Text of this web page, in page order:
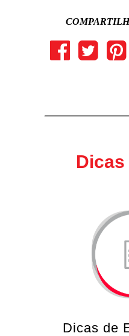
Dicas de